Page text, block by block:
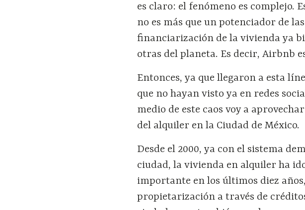
es claro: el fenómeno es complejo.
no es más que un potenciador de
financiarización de la vivienda ya
otras del planeta. Es decir, Airbnb
Entonces, ya que llegaron a esta
que no hayan visto ya en redes
medio de este caos voy a
del alquiler en la Ciudad de México.
Desde el 2000, ya con el sistema
ciudad, la vivienda en alquiler ha
importante en los últimos diez
propietarización a través de